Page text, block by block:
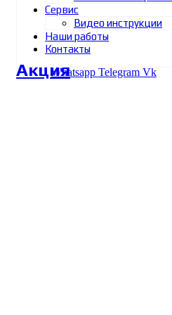
Сервис
Видео инструкции
Наши работы
Контакты
АкцияWhatsapp Telegram Vk